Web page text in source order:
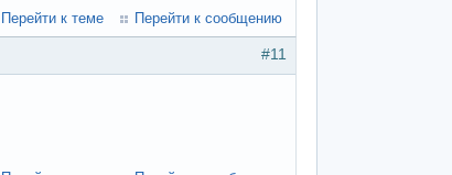
Перейти к теме Перейти к сообщению
#11